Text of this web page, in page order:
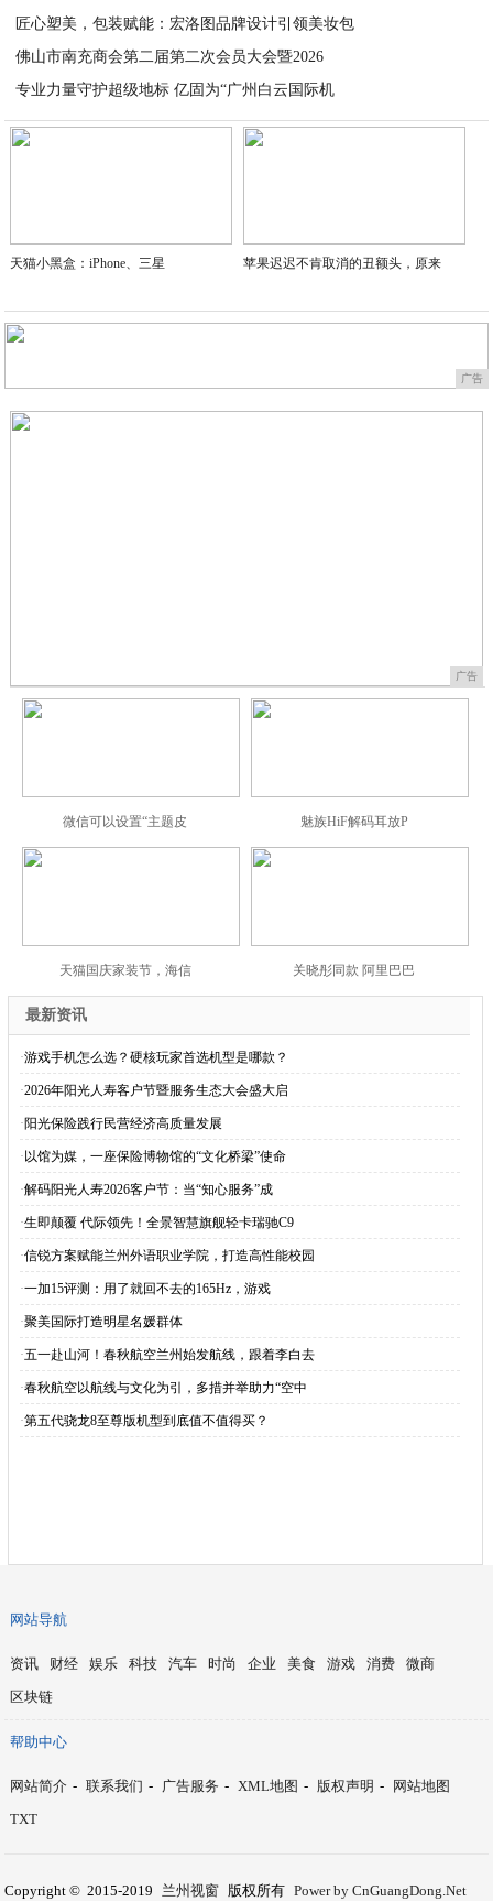
匠心塑美，包装赋能：宏洛图品牌设计引领美妆包
佛山市南充商会第二届第二次会员大会暨2026
专业力量守护超级地标 亿固为“广州白云国际机
2026-01-14
天猫小黑盒：iPhone、三星 苹果迟迟不肯取消的丑额头，原来
广告
广告
微信可以设置“主题皮 魅族HiF解码耳放P
天猫国庆家装节，海信 关晓彤同款 阿里巴巴
最新资讯
·游戏手机怎么选？硬核玩家首选机型是哪款？
·2026年阳光人寿客户节暨服务生态大会盛大启
·阳光保险践行民营经济高质量发展
· 以馆为媒，一座保险博物馆的“文化桥梁”使命
·解码阳光人寿2026客户节：当“知心服务”成
·生即颠覆 代际领先！全景智慧旗舰轻卡瑞驰C9
·信锐方案赋能兰州外语职业学院，打造高性能校园
·一加15评测：用了就回不去的165Hz，游戏
·聚美国际打造明星名媛群体
·五一赴山河！春秋航空兰州始发航线，跟着李白去
·春秋航空以航线与文化为引，多措并举助力“空中
·第五代骁龙8至尊版机型到底值不值得买？
网站导航
资讯 财经 娱乐 科技 汽车 时尚 企业 美食 游戏 消费
微商
区块链
帮助中心
网站简介 - 联系我们 - 广告服务 - XML地图 - 版权声明 -
网站地图
TXT
Copyright © 2015-2019 兰州视窗 版权所有 Power by CnGuangDong.Net